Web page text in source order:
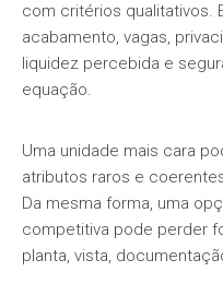
com critérios qualitativos.
acabamento, vagas,
liquidez percebida e
equação.
Uma unidade mais cara
atributos raros e
Da mesma forma, uma
competitiva pode perder
planta, vista,